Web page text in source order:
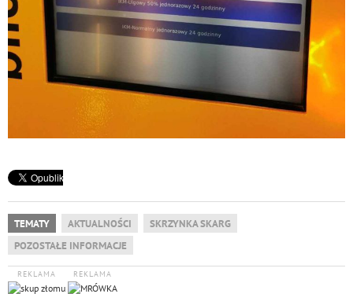
TEMATY AKTUALNOŚCI
SKRZYNKA SKARG
POZOSTAŁE INFORMACJE
REKLAMA REKLAMA